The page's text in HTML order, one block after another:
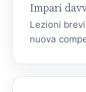
Impari
Lezioni
nuova